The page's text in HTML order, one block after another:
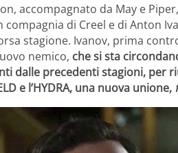
accompagnato da May e
compagnia di Creel e di Anton
stagione. Ivanov, prima
nemico, che si sta
dalle precedenti stagioni, per
e l’HYDRA, una nuova unione,